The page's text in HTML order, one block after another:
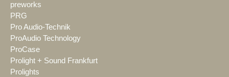
preworks
PRG
Pro Audio-Technik
ProAudio Technology
ProCase
Prolight + Sound Frankfurt
Prolights